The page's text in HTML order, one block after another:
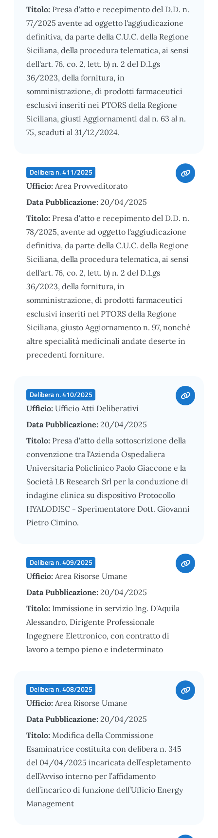
Titolo: Presa d'atto e recepimento del D.D. n.
77/2025 avente ad oggetto l'aggiudicazione
definitiva, da parte della C.U.C. della Regione
Siciliana, della procedura telematica, ai sensi
dell'art. 76, co. 2, lett. b) n. 2 del D.Lgs
36/2023, della fornitura, in
somministrazione, di prodotti farmaceutici
esclusivi inseriti nei PTORS della Regione
Siciliana, giusti Aggiornamenti dal n. 63 al n.
75, scaduti al 31/12/2024.
Delibera n. 411/2025
Ufficio: Area Provveditorato
Data Pubblicazione: 20/04/2025
Titolo: Presa d'atto e recepimento del D.D. n.
78/2025, avente ad oggetto l'aggiudicazione
definitiva, da parte della C.U.C. della Regione
Siciliana, della procedura telematica, ai sensi
dell'art. 76, co. 2, lett. b) n. 2 del D.Lgs
36/2023, della fornitura, in
somministrazione, di prodotti farmaceutici
esclusivi inseriti nel PTORS della Regione
Siciliana, giusto Aggiornamento n. 97, nonchè
altre specialità medicinali andate deserte in
precedenti forniture.
Delibera n. 410/2025
Ufficio: Ufficio Atti Deliberativi
Data Pubblicazione: 20/04/2025
Titolo: Presa d'atto della sottoscrizione della
convenzione tra l'Azienda Ospedaliera
Universitaria Policlinico Paolo Giaccone e la
Società LB Research Srl per la conduzione di
indagine clinica su dispositivo Protocollo
HYALODISC - Sperimentatore Dott. Giovanni
Pietro Cimino.
Delibera n. 409/2025
Ufficio: Area Risorse Umane
Data Pubblicazione: 20/04/2025
Titolo: Immissione in servizio Ing. D'Aquila
Alessandro, Dirigente Professionale
Ingegnere Elettronico, con contratto di
lavoro a tempo pieno e indeterminato
Delibera n. 408/2025
Ufficio: Area Risorse Umane
Data Pubblicazione: 20/04/2025
Titolo: Modifica della Commissione
Esaminatrice costituita con delibera n. 345
del 04/04/2025 incaricata dell’espletamento
dell’Avviso interno per l’affidamento
dell’incarico di funzione dell’Ufficio Energy
Management